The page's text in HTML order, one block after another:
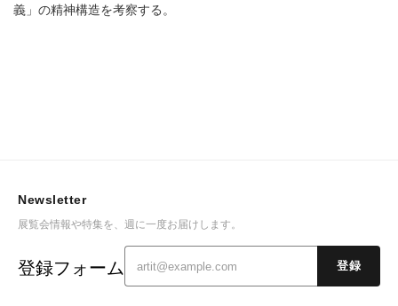
義」の精神構造を考察する。
Newsletter
展覧会情報や特集を、週に一度お届けします。
登録フォーム 登録